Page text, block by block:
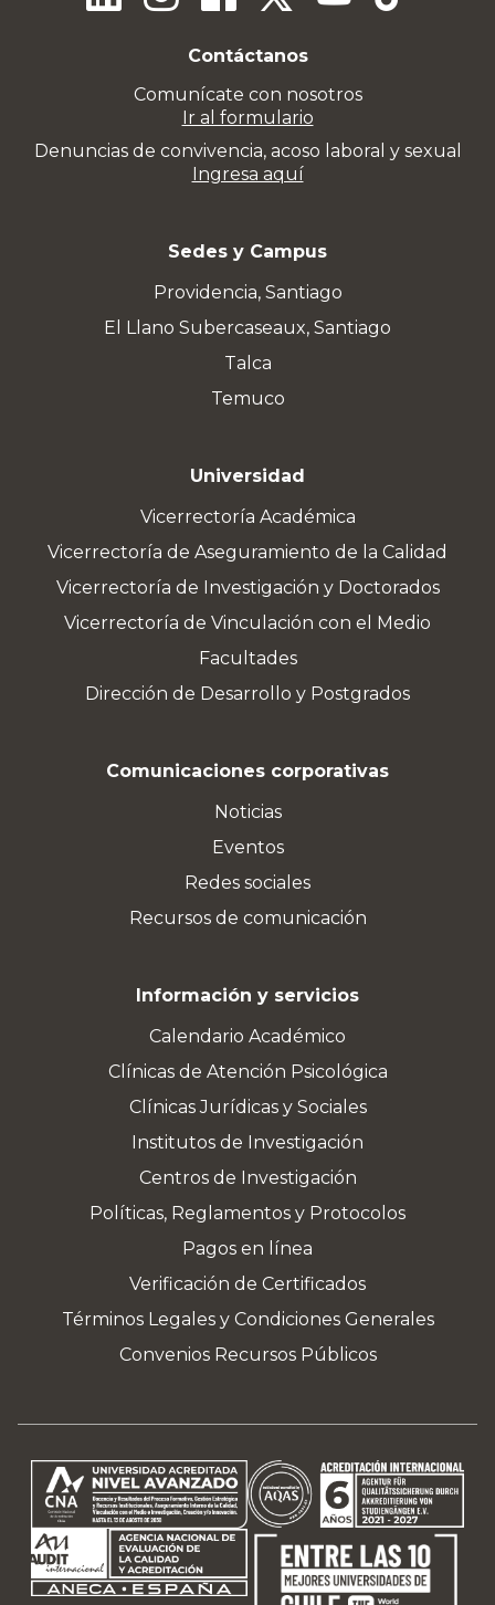
Contáctanos
Comunícate con nosotros
Ir al formulario
Denuncias de convivencia, acoso laboral y sexual
Ingresa aquí
Sedes y Campus
Providencia, Santiago
El Llano Subercaseaux, Santiago
Talca
Temuco
Universidad
Vicerrectoría Académica
Vicerrectoría de Aseguramiento de la Calidad
Vicerrectoría de Investigación y Doctorados
Vicerrectoría de Vinculación con el Medio
Facultades
Dirección de Desarrollo y Postgrados
Comunicaciones corporativas
Noticias
Eventos
Redes sociales
Recursos de comunicación
Información y servicios
Calendario Académico
Clínicas de Atención Psicológica
Clínicas Jurídicas y Sociales
Institutos de Investigación
Centros de Investigación
Políticas, Reglamentos y Protocolos
Pagos en línea
Verificación de Certificados
Términos Legales y Condiciones Generales
Convenios Recursos Públicos